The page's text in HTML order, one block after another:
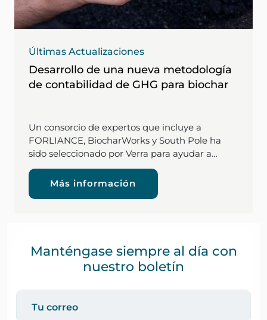
Últimas Actualizaciones
Desarrollo de una nueva metodología
de contabilidad de GHG para biochar
Un consorcio de expertos que incluye a
FORLIANCE, BiocharWorks y South Pole ha
sido seleccionado por Verra para ayudar a…
Más información
Manténgase siempre al día con
nuestro boletín